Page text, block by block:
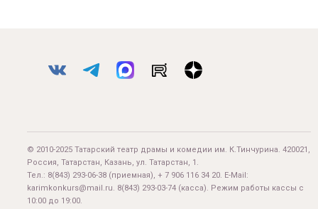
© 2010-2025 Татарский театр драмы и комедии им. К.Тинчурина. 420021,
Россия, Татарстан, Казань, ул. Татарстан, 1.
Тел.: 8(843) 293-06-38 (приемная), + 7 906 116 34 20. E-Mail:
karimkonkurs@mail.ru. 8(843) 293-03-74 (касса). Режим работы кассы с
10:00 до 19:00.